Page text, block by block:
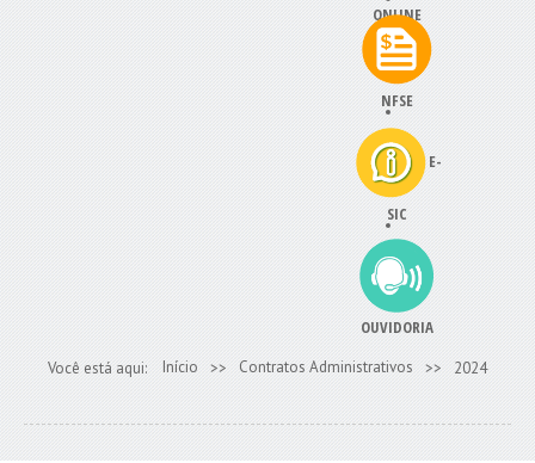
ONLINE
NFSE
E-
SIC
OUVIDORIA
Você está aqui: Início >> Contratos Administrativos >> 2024